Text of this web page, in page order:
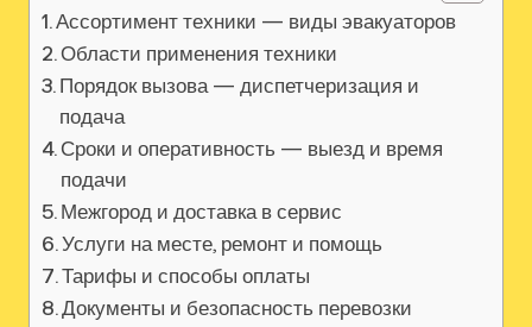
Ассортимент техники — виды эвакуаторов
Области применения техники
Порядок вызова — диспетчеризация и
подача
Сроки и оперативность — выезд и время
подачи
Межгород и доставка в сервис
Услуги на месте, ремонт и помощь
Тарифы и способы оплаты
Документы и безопасность перевозки